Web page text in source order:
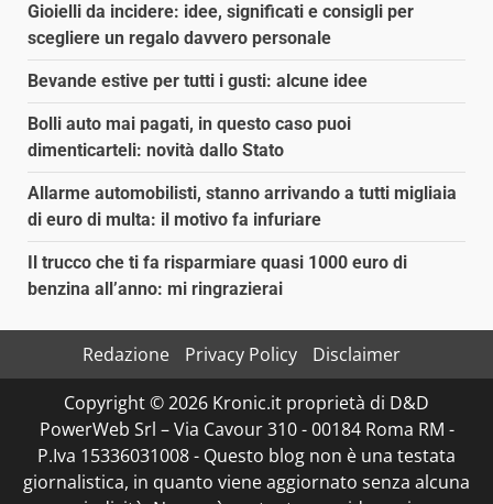
Gioielli da incidere: idee, significati e consigli per
scegliere un regalo davvero personale
Bevande estive per tutti i gusti: alcune idee
Bolli auto mai pagati, in questo caso puoi
dimenticarteli: novità dallo Stato
Allarme automobilisti, stanno arrivando a tutti migliaia
di euro di multa: il motivo fa infuriare
Il trucco che ti fa risparmiare quasi 1000 euro di
benzina all’anno: mi ringrazierai
Redazione Privacy Policy
Disclaimer
Copyright © 2026 Kronic.it proprietà di D&D
PowerWeb Srl – Via Cavour 310 - 00184 Roma RM -
P.Iva 15336031008 - Questo blog non è una testata
giornalistica, in quanto viene aggiornato senza alcuna